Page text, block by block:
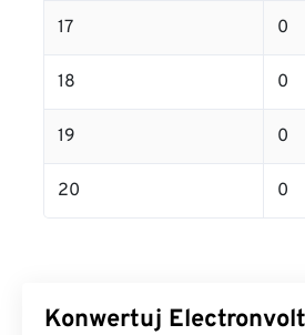
17 0
18 0
19 0
20 0
Konwertuj